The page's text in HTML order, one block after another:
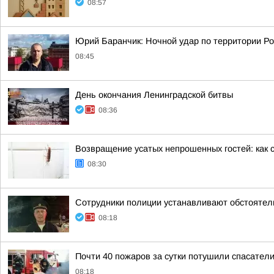
08:57
Юрий Баранчик: Ночной удар по территории
08:45
День окончания Ленинградской битвы
08:36
Возвращение усатых непрошенных гостей: как
08:30
Сотрудники полиции устанавливают
08:18
Почти 40 пожаров за сутки потушили
08:18